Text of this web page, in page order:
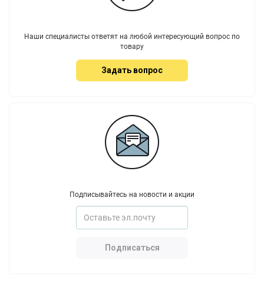
Наши специалисты ответят на любой интересующий вопрос по
товару
Задать вопрос
Подписывайтесь на новости и акции
Подписаться